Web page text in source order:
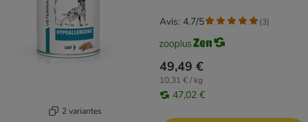
2 variantes
49,49 €
10,31 € / kg
47,02 €
Avis: 4.7/5 (3)